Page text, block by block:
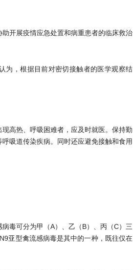
开展疫情应急处置和病重患者的临床救治
为，根据目前对密切接触者的医学观察结
高热、呼吸困难者，应及时就医。保持勤
吸道传染疾病。同时还应避免接触和食用
毒可分为甲（A）、乙（B）、丙（C）三
亚型禽流感病毒是其中的一种，既往仅在